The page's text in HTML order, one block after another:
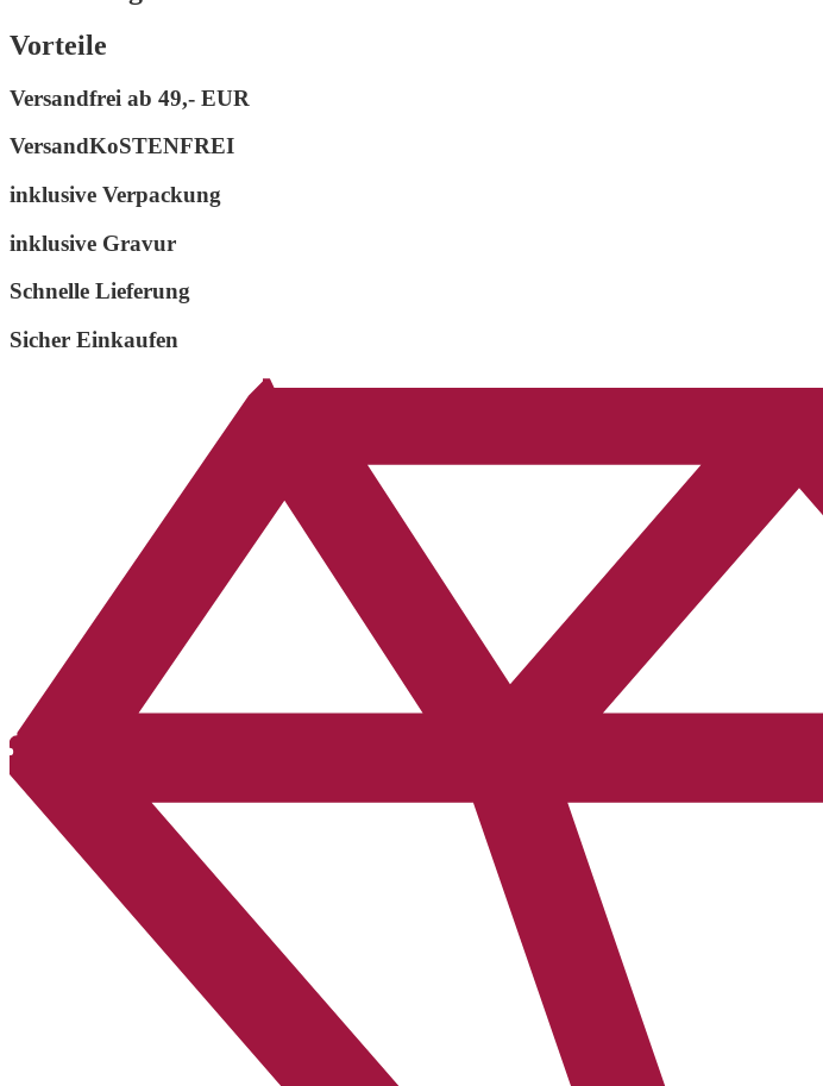
Abschlüsse
Menge
Vorteile
Versandfrei ab 49,- EUR
VersandKoSTENFREI
inklusive Verpackung
inklusive Gravur
Schnelle Lieferung
Sicher Einkaufen